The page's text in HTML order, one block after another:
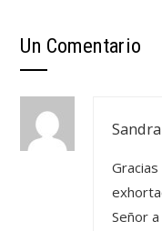
Un Comentario
Sandra
Señor